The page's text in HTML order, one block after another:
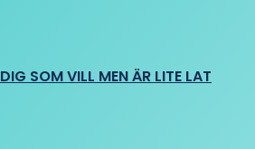
SOM VILL MEN ÄR LITE LAT